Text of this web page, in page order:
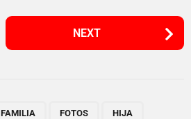
NEXT
FAMILIA FOTOS HIJA